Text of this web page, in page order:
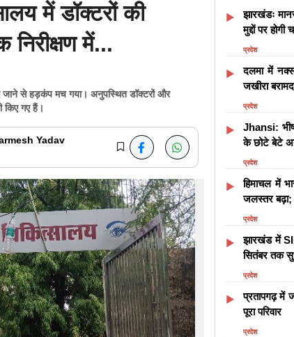
में डॉक्टरों की
में...
जाने से हड़कंप मच गया। अनुपस्थित डॉक्टरों और
किए गए हैं।
Yadav
झारखंडः
मुद्दों पर होगी
प्रदेश
दलमा में
जखीरा बरामद
प्रदेश
Jhansi:
के छोटे बेटे
प्रदेश
हिमाचल में
जलस्तर
प्रदेश
झारखंड में
सितंबर तक
प्रदेश
प्रतापगढ़ में
पूरा परिवार
प्रदेश